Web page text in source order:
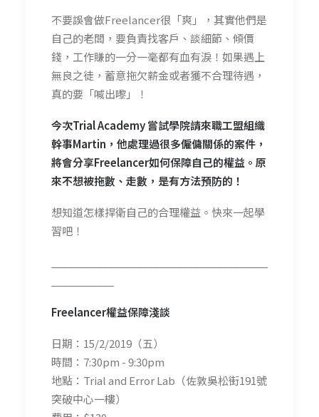
不要誤會做Freelancer很「爽」，其實他們是
自己的老闆，要負責找客戶、談細節、傾價
錢，工作賺的一分一毫都有血有淚！如果遇上
無良之徒，蓄意拖欠薪金或者獲不合理待遇，
真的要「喊出嚟」！
今次Trial Academy 嘗試學院請來職工盟組織
幹事Martin，他處理過很多僱傭關係的案件，
將會分享Freelancer如何保障自己的權益。原
來不想被拖數、走數，是有方法預防的！
想知道怎樣捍衛自己的合理權益。快來一起學
習吧！
Freelancer權益保障淺談
日期：15/2/2019（五）
時間：7:30pm - 9:30pm
地點：Trial and Error Lab（佐敦吳松街191號
突破中心一樓）